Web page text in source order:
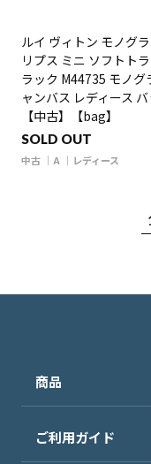
ルイ ヴィトン モノグ
リプス ミニ ソフトト
ラック M44735 モノグ
ャンバス レディース
【中古】【bag】
SOLD OUT
中古 A レディース
商品
ご利用ガイド